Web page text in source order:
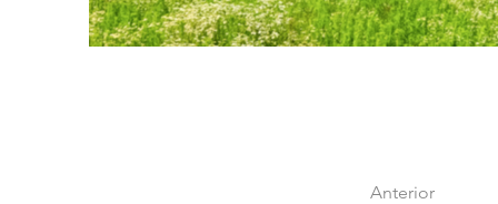
Anterior